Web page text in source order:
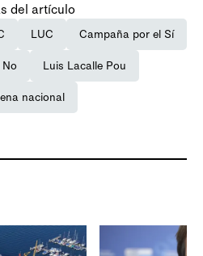
del artículo
LUC Campaña por el Sí
No Luis Lacalle Pou
nacional